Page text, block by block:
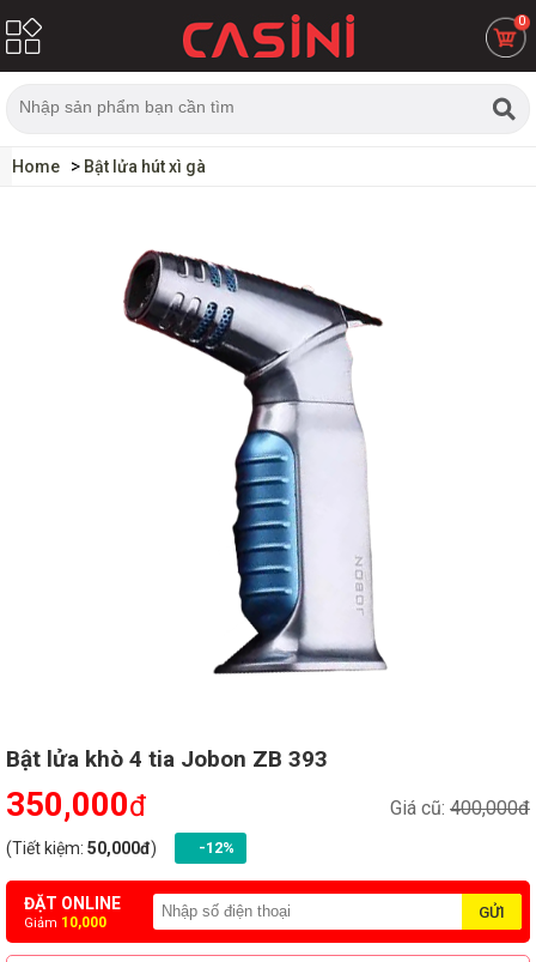
0
Home Bật lửa hút xì gà
Bật lửa khò 4 tia Jobon ZB 393
Giá cũ: 400,000đ
350,000đ
(Tiết kiệm: 50,000đ) -12%
ĐẶT ONLINE
Giảm 10,000